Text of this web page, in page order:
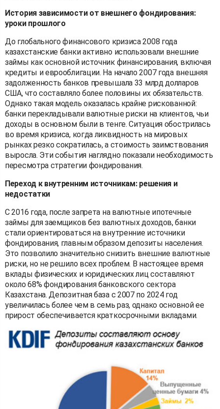
История зависимости от внешнего фондирования:
уроки прошлого
До глобального финансового кризиса 2008 года
казахстанские банки активно использовали внешние
займы как основной источник финансирования, включая
кредиты и еврооблигации. На начало 2007 года внешняя
задолженность банков превышала 33 млрд долларов
США, что составляло более половины их обязательств.
Однако такая модель оказалась крайне рискованной:
банки перекладывали валютные риски на клиентов, чьи
доходы в основном были в тенге. Ситуация обострилась
во время кризиса, когда ликвидность на мировых
рынках резко сократилась, а стоимость заимствования
выросла. Эти события наглядно показали необходимость
пересмотра стратегии фондирования.
Переход к внутренним источникам: решения и
недостатки
С 2016 года, после запрета на валютные ипотечные
займы для заемщиков без валютных доходов, банки
стали ориентироваться на внутренние источники
фондирования, главным образом депозиты населения.
Это позволило значительно снизить внешние валютные
риски, но не решило всех проблем. В настоящее время
вклады физических и юридических лиц составляют
около 68% фондирования банковского сектора
Казахстана. Депозитная база с 2007 по 2024 год
увеличилась более чем в семь раз, однако основной ее
прирост обеспечивается краткосрочными вкладами.